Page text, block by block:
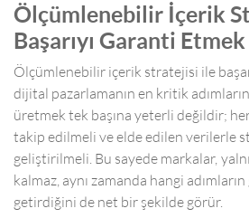
Ölçümlenebilir İçerik
Başarıyı Garanti Etmek
Ölçümlenebilir içerik stratejisi ile
dijital pazarlamanın en kritik
üretmek tek başına yeterli değildir;
takip edilmeli ve elde edilen verilerle
geliştirilmeli. Bu sayede markalar,
kalmaz, aynı zamanda hangi
getirdiğini de net bir şekilde görür.